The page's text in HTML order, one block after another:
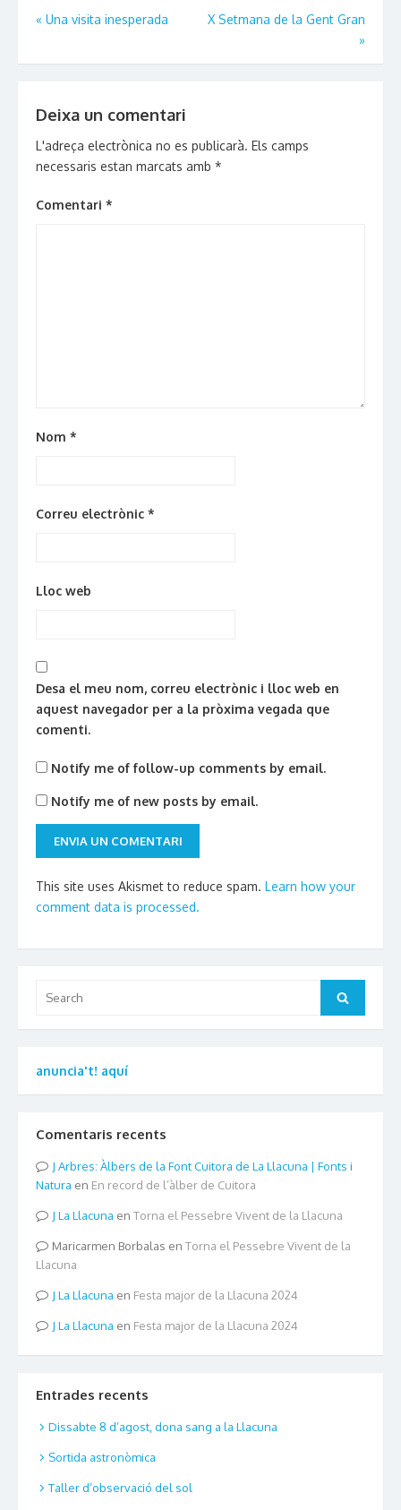
Navegació
« Una visita inesperada
X Setmana de la Gent Gran
»
Deixa un comentari
L'adreça electrònica no es publicarà. Els camps
necessaris estan marcats amb *
Comentari *
Nom *
Correu electrònic *
Lloc web
Desa el meu nom, correu electrònic i lloc web en
aquest navegador per a la pròxima vegada que
comenti.
Notify me of follow-up comments by email.
Notify me of new posts by email.
This site uses Akismet to reduce spam. Learn how your
comment data is processed.
for:
Search
anuncia't! aquí
Comentaris recents
Arbres: Àlbers de la Font Cuitora de La Llacuna | Fonts i
Natura en En record de l’àlber de Cuitora
La Llacuna en Torna el Pessebre Vivent de la Llacuna
Maricarmen Borbalas en Torna el Pessebre Vivent de la
Llacuna
La Llacuna en Festa major de la Llacuna 2024
La Llacuna en Festa major de la Llacuna 2024
Entrades recents
Dissabte 8 d’agost, dona sang a la Llacuna
Sortida astronòmica
Taller d’observació del sol